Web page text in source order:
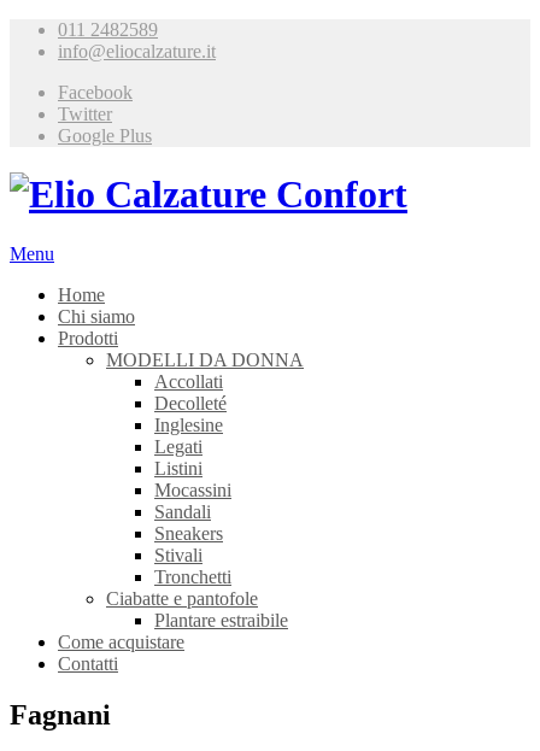
011 2482589
info@eliocalzature.it
Facebook
Twitter
Google Plus
Menu
Home
Chi siamo
Prodotti
MODELLI DA DONNA
Accollati
Decolleté
Inglesine
Legati
Listini
Mocassini
Sandali
Sneakers
Stivali
Tronchetti
Ciabatte e pantofole
Plantare estraibile
Come acquistare
Contatti
Fagnani